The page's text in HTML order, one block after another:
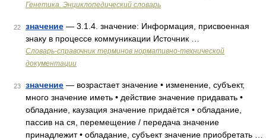
Генетика. Энциклопедический словарь
22 значение — 3.1.4. значение: Информация, присвоенная
знаку в процессе коммуникации Источник …
Словарь-справочник терминов нормативно-технической
документации
23 значение — возрастает значение • изменение, субъект,
много значение иметь • действие значение придавать •
обладание, каузация значение придаётся • обладание,
пассив на ся, перемещение / передача значение
принадлежит • обладание, субъект значение приобретать …